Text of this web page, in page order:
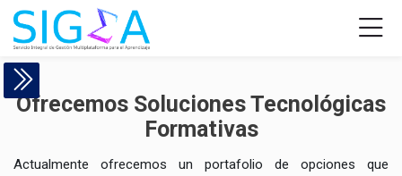
Skip to navigation
Skip to login form
Salta al contenido principal
Skip to accessibility options
Saltar al pie de página
Skip accessibility options
Servicios
Página Principal
Servicios
Serviciosde finalización
Ofrecemos Soluciones Tecnológicas
Formativas
Actualmente ofrecemos un portafolio de opciones que